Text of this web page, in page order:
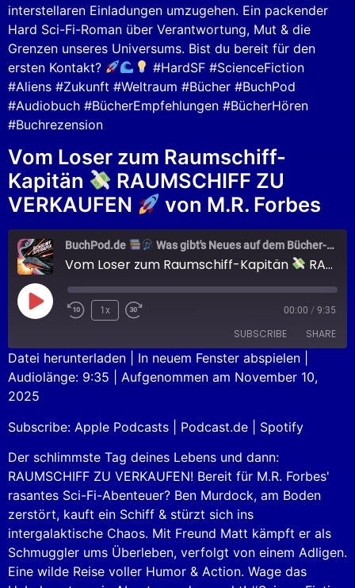
interstellaren Einladungen umzugehen. Ein packender
Hard Sci-Fi-Roman über Verantwortung, Mut & die
Grenzen unseres Universums. Bist du bereit für den
ersten Kontakt?
#HardSF #ScienceFiction
#Aliens #Zukunft #Weltraum #Bücher #BuchPod
#Audiobuch #BücherEmpfehlungen #BücherHören
#Buchrezension
Vom Loser zum Raumschiff-
Kapitän
RAUMSCHIFF ZU
VERKAUFEN
von M.R. Forbes
BuchPod.de Was gibt's Neues auf dem Bücher-Markt?
Vom Loser zum Raumschiff-Kapitän RAUMSCHIFF ZU VERKAUFEN
1x 00:00 / 9:35
SUBSCRIBE SHARE
Apple Podcasts Podcast.de
RSS FEED
SHARE
EMBED
Datei herunterladen In neuem Fenster abspielen
Audiolänge: 9:35
Aufgenommen am November 10,
2025
Subscribe: Apple Podcasts Podcast.de
Spotify
Der schlimmste Tag deines Lebens und dann:
RAUMSCHIFF ZU VERKAUFEN! Bereit für M.R. Forbes'
rasantes Sci-Fi-Abenteuer? Ben Murdock, am Boden
zerstört, kauft ein Schiff & stürzt sich ins
intergalaktische Chaos. Mit Freund Matt kämpft er als
Schmuggler ums Überleben, verfolgt von einem Adligen.
Eine wilde Reise voller Humor & Action. Wage das